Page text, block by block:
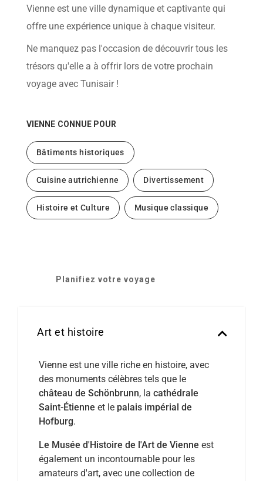
navigate
content.
Vienne est une ville dynamique et captivante qui
offre une expérience unique à chaque visiteur.
Ne manquez pas l'occasion de découvrir tous les
trésors qu'elle a à offrir lors de votre prochain
voyage avec Tunisair !
VIENNE CONNUE POUR
Bâtiments historiques
Cuisine autrichienne Divertissement
Histoire et Culture Musique classique
Planifiez votre voyage
Art et histoire
Vienne est une ville riche en histoire, avec
des monuments célèbres tels que le
château de Schönbrunn, la cathédrale
Saint-Étienne et le palais impérial de
Hofburg.
Le Musée d'Histoire de l'Art de Vienne est
également un incontournable pour les
amateurs d'art, avec une collection de